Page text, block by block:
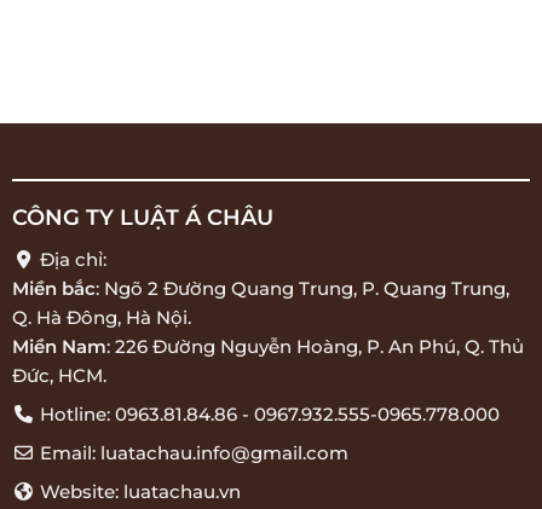
CÔNG TY LUẬT Á CHÂU
Địa chỉ:
Miền bắc: Ngõ 2 Đường Quang Trung, P. Quang Trung,
Q. Hà Đông, Hà Nội.
Miền Nam: 226 Đường Nguyễn Hoàng, P. An Phú, Q. Thủ
Đức, HCM.
Hotline: 0963.81.84.86 - 0967.932.555-0965.778.000
Email: luatachau.info@gmail.com
Website: luatachau.vn